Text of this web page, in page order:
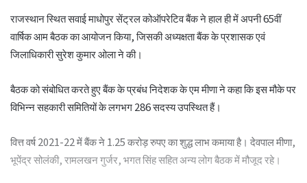
राजस्थान स्थित सवाई माधोपुर सेंट्रल कोऑपरेटिव बैंक ने हाल ही में अपनी 65वीं
वार्षिक आम बैठक का आयोजन किया, जिसकी अध्यक्षता बैंक के प्रशासक एवं
जिलाधिकारी सुरेश कुमार ओला ने की।
बैठक को संबोधित करते हुए बैंक के प्रबंध निदेशक के एम मीणा ने कहा कि इस मौके पर
विभिन्न सहकारी समितियों के लगभग 286 सदस्य उपस्थित हैं।
वित्त वर्ष 2021-22 में बैंक ने 1.25 करोड़ रुपए का शुद्ध लाभ कमाया है। देवपाल मीणा,
भूपेंद्र सोलंकी, रामलखन गुर्जर, भगत सिंह सहित अन्य लोग बैठक में मौजूद रहे।